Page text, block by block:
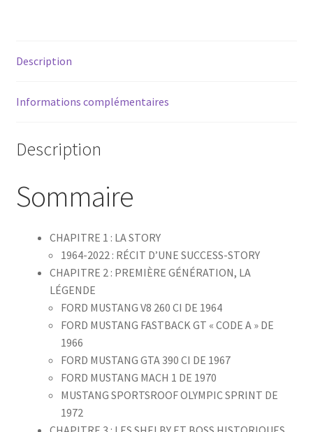
Description
Informations complémentaires
Description
Sommaire
CHAPITRE 1 : LA STORY
1964-2022 : RÉCIT D’UNE SUCCESS-STORY
CHAPITRE 2 : PREMIÈRE GÉNÉRATION, LA
LÉGENDE
FORD MUSTANG V8 260 CI DE 1964
FORD MUSTANG FASTBACK GT « CODE A » DE
1966
FORD MUSTANG GTA 390 CI DE 1967
FORD MUSTANG MACH 1 DE 1970
MUSTANG SPORTSROOF OLYMPIC SPRINT DE
1972